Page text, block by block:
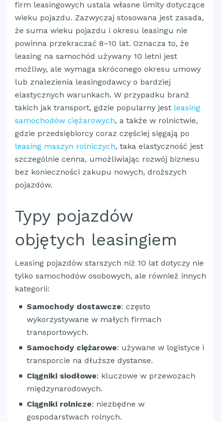
firm leasingowych ustala własne limity dotyczące
wieku pojazdu. Zazwyczaj stosowana jest zasada,
że suma wieku pojazdu i okresu leasingu nie
powinna przekraczać 8–10 lat. Oznacza to, że
leasing na samochód używany 10 letni jest
możliwy, ale wymaga skróconego okresu umowy
lub znalezienia leasingodawcy o bardziej
elastycznych warunkach. W przypadku branż
takich jak transport, gdzie popularny jest leasing
samochodów ciężarowych, a także w rolnictwie,
gdzie przedsiębiorcy coraz częściej sięgają po
leasing maszyn rolniczych, taka elastyczność jest
szczególnie cenna, umożliwiając rozwój biznesu
bez konieczności zakupu nowych, droższych
pojazdów.
Typy pojazdów
objętych leasingiem
Leasing pojazdów starszych niż 10 lat dotyczy nie
tylko samochodów osobowych, ale również innych
kategorii:
Samochody dostawcze: często
wykorzystywane w małych firmach
transportowych.
Samochody ciężarowe: używane w logistyce i
transporcie na dłuższe dystanse.
Ciągniki siodłowe: kluczowe w przewozach
międzynarodowych.
Ciągniki rolnicze: niezbędne w
gospodarstwach rolnych.